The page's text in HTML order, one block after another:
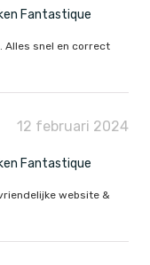
Fantastique
Alles snel en correct
12 februari 2024
Fantastique
website &